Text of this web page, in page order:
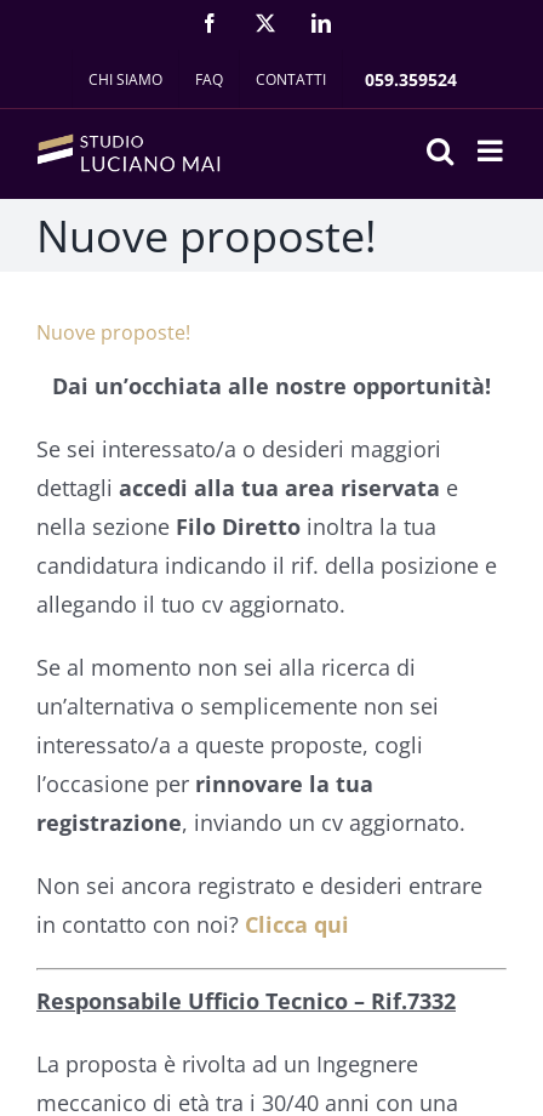
FACEBOOK LINKEDIN
CHI SIAMO FAQ CONTATTI 059.359524
Nuove proposte!
Nuove proposte!
Dai un’occhiata alle nostre opportunità!
Se sei interessato/a o desideri maggiori
dettagli accedi alla tua area riservata e
nella sezione Filo Diretto inoltra la tua
candidatura indicando il rif. della posizione e
allegando il tuo cv aggiornato.
Se al momento non sei alla ricerca di
un’alternativa o semplicemente non sei
interessato/a a queste proposte, cogli
l’occasione per rinnovare la tua
registrazione, inviando un cv aggiornato.
Non sei ancora registrato e desideri entrare
in contatto con noi? Clicca qui
Responsabile Ufficio Tecnico – Rif.7332
La proposta è rivolta ad un Ingegnere
meccanico di età tra i 30/40 anni con una